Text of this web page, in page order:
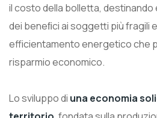
il costo della bolletta,
dei beneﬁci ai soggetti più fragili
efficientamento energetico che
risparmio economico.
Lo sviluppo di una economia